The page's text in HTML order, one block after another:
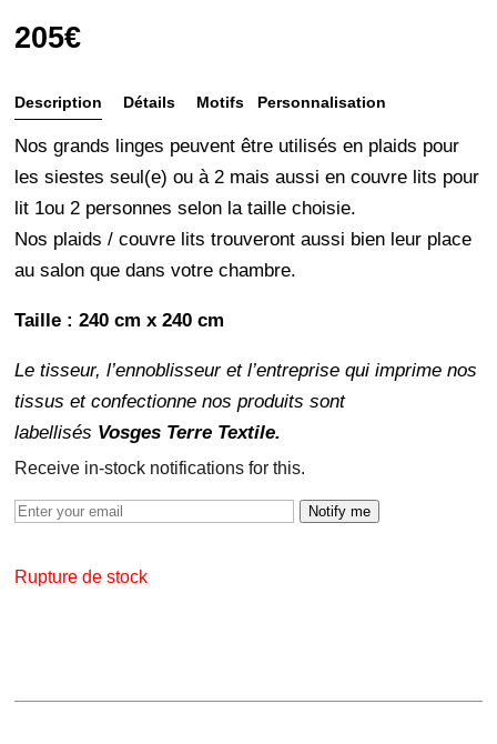
205€
Description
Détails
entretien
Motifs Personnalisation
Nos grands linges peuvent être utilisés en plaids pour
les siestes seul(e) ou à 2 mais aussi en couvre lits pour
lit 1ou 2 personnes selon la taille choisie.
Nos plaids / couvre lits trouveront aussi bien leur place
au salon que dans votre chambre.
Taille : 240 cm x 240 cm
Le tisseur, l’ennoblisseur et l’entreprise qui imprime nos
tissus et confectionne nos produits sont
labellisés Vosges Terre Textile.
Receive in-stock notifications for this.
Notify me
Rupture de stock